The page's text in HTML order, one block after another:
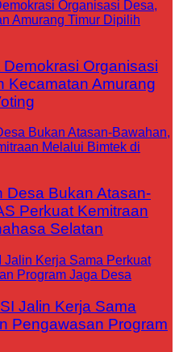
Organisasi
Kecamatan Amurang
Desa Bukan Atasan-
Perkuat Kemitraan
Selatan
Jalin Kerja Sama
Pengawasan Program